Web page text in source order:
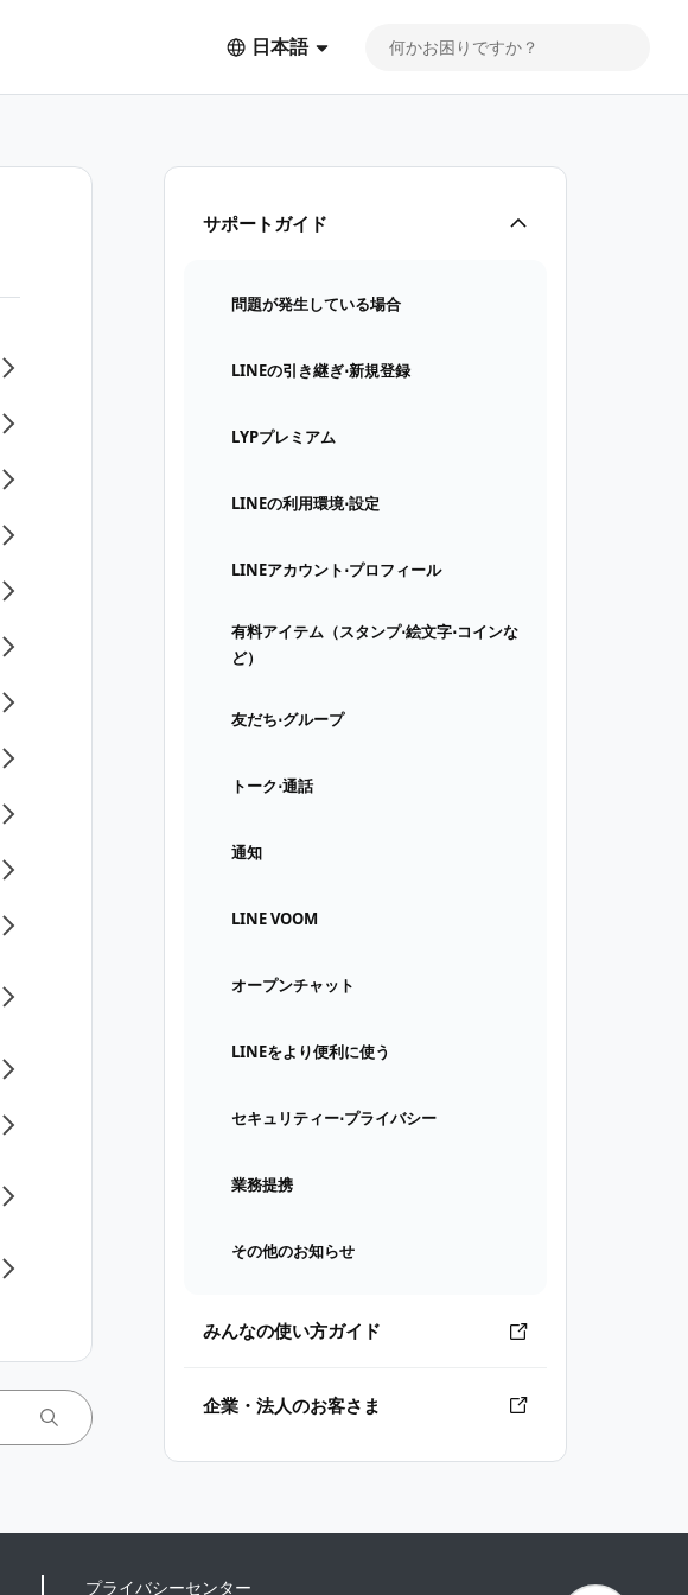
日本語
サポートガイド
問題が発生している場合
LINEの引き継ぎ⋅新規登録
LYPプレミアム
LINEの利用環境⋅設定
LINEアカウント⋅プロフィール
有料アイテム（スタンプ⋅絵文字⋅コインな
ど）
友だち⋅グループ
トーク⋅通話
通知
LINE VOOM
オープンチャット
LINEをより便利に使う
セキュリティー⋅プライバシー
業務提携
その他のお知らせ
みんなの使い方ガイド
企業・法人のお客さま
プライバシーセンター